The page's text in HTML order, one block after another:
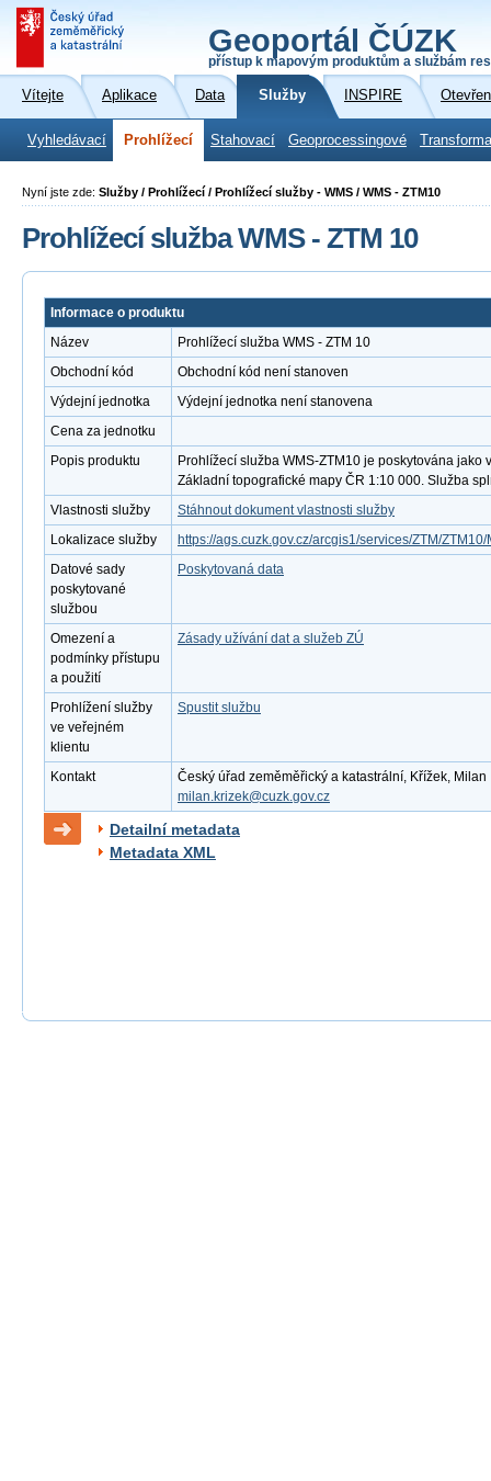
Geoportál ČÚZK
přístup k mapovým produktům a službám
Vítejte Aplikace Data Služby INSPIRE
Vyhledávací Prohlížecí Stahovací Geoprocessingové
Nyní jste zde: Služby / Prohlížecí / Prohlížecí služby - WMS / WMS - ZTM10
Prohlížecí služba WMS - ZTM 10
Informace o produktu
Název
Prohlížecí služba WMS - ZTM 10
Obchodní kód
Obchodní kód není stanoven
Výdejní jednotka
Výdejní jednotka není stanovena
Cena za jednotku
Popis produktu
Prohlížecí služba WMS-ZTM10 je poskytována
Základní topografické mapy ČR 1:10 000. Služba
Vlastnosti služby
Stáhnout dokument vlastnosti služby
Lokalizace služby
https://ags.cuzk.gov.cz/arcgis1/services/ZTM/
Datové sady
poskytované
službou
Poskytovaná data
Omezení a
podmínky přístupu
a použití
Zásady užívání dat a služeb ZÚ
Prohlížení služby
ve veřejném
klientu
Spustit službu
Kontakt
Český úřad zeměměřický a katastrální, Křížek,
milan.krizek@cuzk.gov.cz
Detailní metadata
Metadata XML